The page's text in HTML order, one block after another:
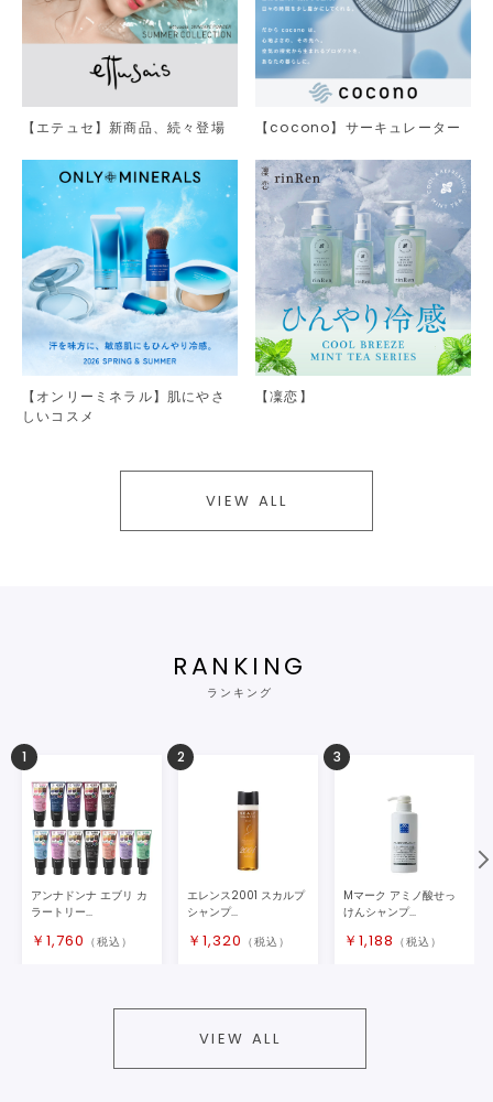
【エテュセ】新商品、続々登場 【cocono】サーキュレーター
【オンリーミネラル】肌にやさ
しいコスメ
【凜恋】
VIEW ALL
RANKING
ランキング
1
アンナドンナ エブリ カ
ラートリー...
￥ 1,760 （税込）
2
エレンス2001 スカルプ
シャンプ...
￥ 1,320 （税込）
3
Mマーク アミノ酸せっ
けんシャンプ...
￥ 1,188 （税込）
VIEW ALL